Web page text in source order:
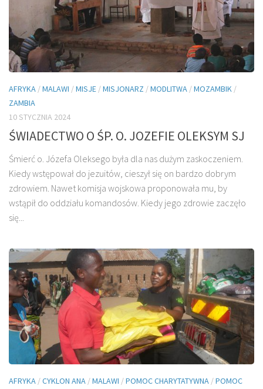
AFRYKA /MALAWI /MISJE /MISJONARZ /MODLITWA /MOZAMBIK /
ZAMBIA
10 STYCZNIA 2024
ŚWIADECTWO O ŚP. O. JOZEFIE OLEKSYM SJ
Śmierć o. Józefa Oleksego była dla nas dużym zaskoczeniem.
Kiedy wstępował do jezuitów, cieszył się on bardzo dobrym
zdrowiem. Nawet komisja wojskowa proponowała mu, by
wstąpił do oddziału komandosów. Kiedy jego zdrowie zaczęło
się...
AFRYKA /CYKLON ANA /MALAWI /POMOC CHARYTATYWNA /POMOC